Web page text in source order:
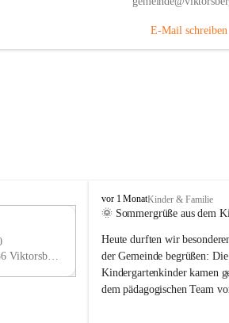
E-Mail schreiben
VHauptstraße 36, 6836 Viktorsberg, AUT
V
i
t
o
r
s
vor 1 MonatKinder & Familie
🌞 Sommergrüße aus dem
Heute durften wir
der Gemeinde begrüßen: Die
Kindergartenkinder kamen
dem pädagogischen Team